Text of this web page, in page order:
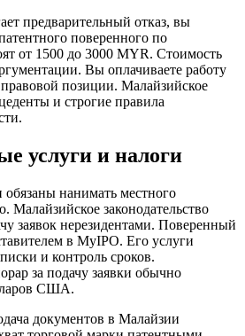
предварительный отказ, вы
поверенного по
от 1500 до 3000 MYR. Стоимость
Вы оплачиваете работу
правовой позиции. Малайзийское
и строгие правила
услуги и налоги
нанимать местного
Малайзийское законодательство
заявок нерезидентами. Поверенный
в MyIPO. Его услуги
и контроль сроков.
за подачу заявки обычно
США.
документов в Малайзии